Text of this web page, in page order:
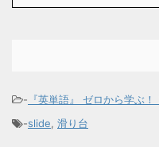
- 『英単語』 ゼロから学ぶ！
-slide, 滑り台